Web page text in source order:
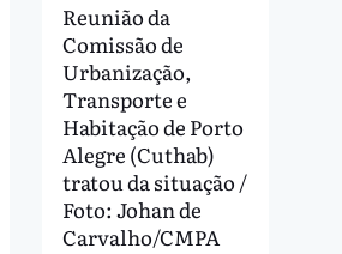
Reunião da
Comissão de
Urbanização,
Transporte e
Habitação de Porto
Alegre (Cuthab)
tratou da situação /
Foto: Johan de
Carvalho/CMPA